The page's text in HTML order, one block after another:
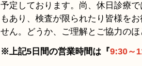
予定しております。尚、休日診療
もあり、検査が限られたり皆様を
せん。どうか、ご理解とご協力の
※上記5日間の営業時間は『9:30～